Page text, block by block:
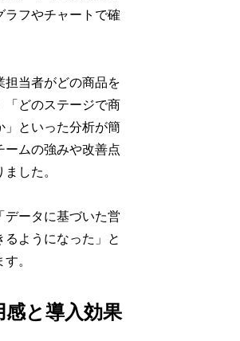
ラフやチャートで確
担当者がどの商品を
「どのステージで商
」といった分析が簡
ームの強みや改善点
した。
データに基づいた営
ようになった」と
。
感と導入効果